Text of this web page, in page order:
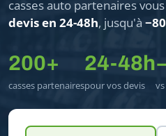
casses auto partenaires
devis en 24-48h, jusqu'à
200+
casses partenaires
24-48h
pour vos devis